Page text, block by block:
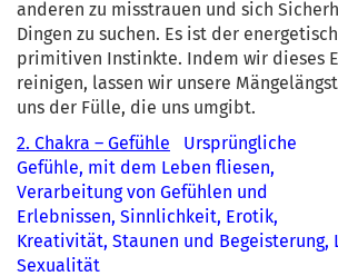
anderen zu misstrauen und sich
Dingen zu suchen. Es ist der
primitiven Instinkte. Indem wir dieses
reinigen, lassen wir unsere
uns der Fülle, die uns umgibt.
2. Chakra – Gefühle Ursprüngliche
Gefühle, mit dem Leben fliesen,
Verarbeitung von Gefühlen und
Erlebnissen, Sinnlichkeit, Erotik,
Kreativität, Staunen und Begeisterung,
Sexualität